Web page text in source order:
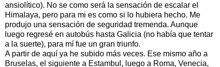
ansiolítico). No se como será la sensación de escalar el
Himalaya, pero para mi es como si lo hubiera hecho. Me
produjo una sensación de seguridad tremenda. Aunque
luego regresé en autobús hasta Galicia (no había que tentar
a la suerte), para mí fue un gran triunfo.
A partir de aquí ya he subido más veces. Ese mismo año a
Bruselas, el siguiente a Estambul, luego a Roma, Venecia,